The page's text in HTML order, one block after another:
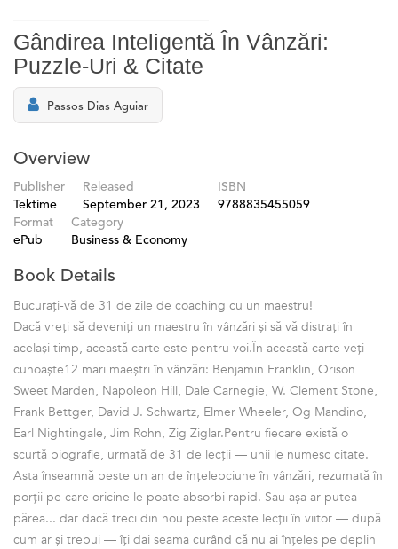
Gândirea Inteligentă În Vânzări:
Puzzle-Uri & Citate
Passos Dias Aguiar
Overview
Publisher
Tektime
Released
September 21, 2023
ISBN
9788835455059
Format
ePub
Category
Business & Economy
Book Details
Bucurați-vă de 31 de zile de coaching cu un maestru!
Dacă vreți să deveniți un maestru în vânzări și să vă distrați în
același timp, această carte este pentru voi.În această carte veți
cunoaște12 mari maeștri în vânzări: Benjamin Franklin, Orison
Sweet Marden, Napoleon Hill, Dale Carnegie, W. Clement Stone,
Frank Bettger, David J. Schwartz, Elmer Wheeler, Og Mandino,
Earl Nightingale, Jim Rohn, Zig Ziglar.Pentru fiecare există o
scurtă biografie, urmată de 31 de lecții — unii le numesc citate.
Asta înseamnă peste un an de înțelepciune în vânzări, rezumată în
porții pe care oricine le poate absorbi rapid. Sau așa ar putea
părea... dar dacă treci din nou peste aceste lecții în viitor — după
cum ar și trebui — îți dai seama curând că nu ai înțeles pe deplin